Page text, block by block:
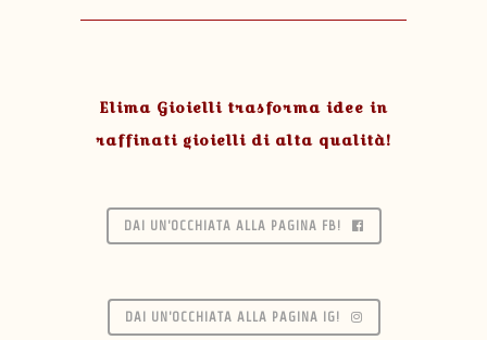
Elima Gioielli trasforma idee in
raffinati gioielli di alta qualità!
DAI UN'OCCHIATA ALLA PAGINA FB!
DAI UN'OCCHIATA ALLA PAGINA IG!